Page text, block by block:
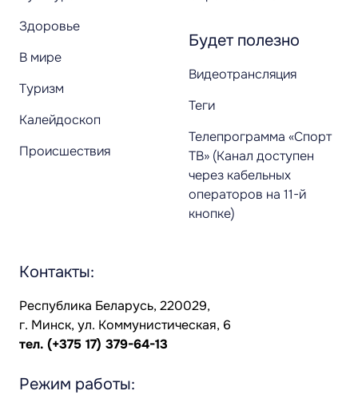
Здоровье
В мире
Туризм
Калейдоскоп
Происшествия
Будет полезно
Видеотрансляция
Теги
Телепрограмма «Спорт
ТВ» (Канал доступен
через кабельных
операторов на 11-й
кнопке)
Контакты:
Республика Беларусь, 220029,
г. Минск, ул. Коммунистическая, 6
тел. (+375 17) 379-64-13
Режим работы: